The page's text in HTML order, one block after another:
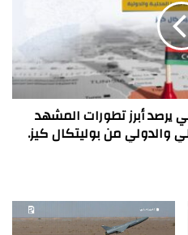
يرصد أبرز تطورات المشهد
والدولي من بوليتكال كيز.